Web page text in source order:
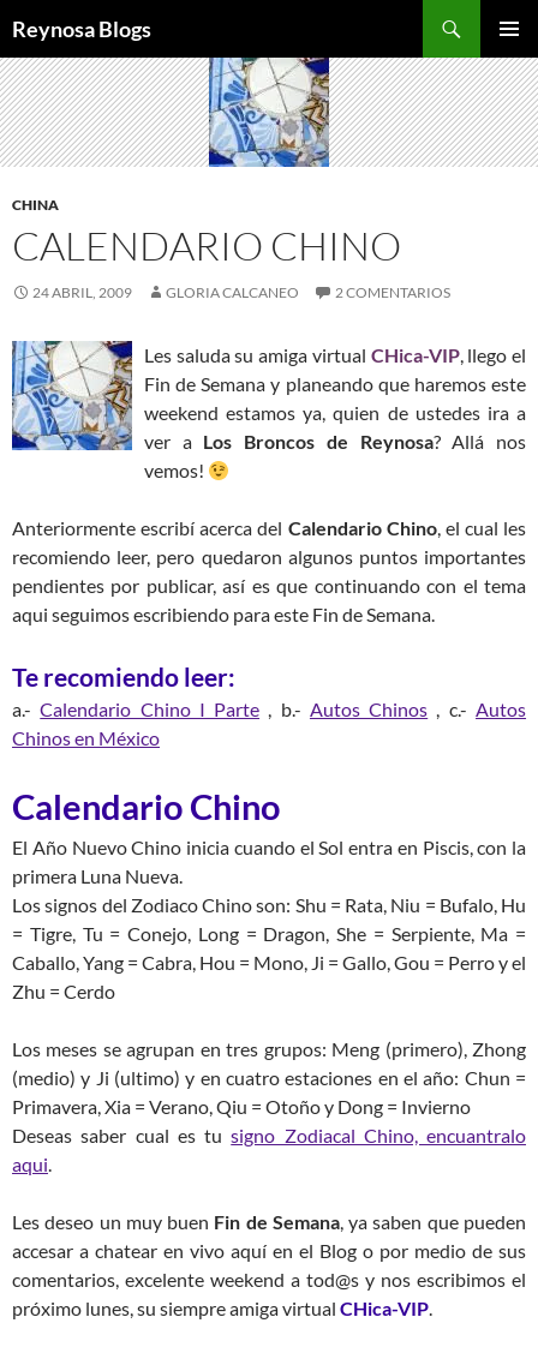
Reynosa Blogs
MENÚ
AL
CONTENIDO
CHINA
CALENDARIO CHINO
24 ABRIL, 2009 GLORIA CALCANEO 2 COMENTARIOS
Les saluda su amiga virtual CHica-VIP, llego el
Fin de Semana y planeando que haremos este
weekend estamos ya, quien de ustedes ira a
ver a Los Broncos de Reynosa? Allá nos
vemos!
Anteriormente escribí acerca del Calendario Chino, el cual les
recomiendo leer, pero quedaron algunos puntos importantes
pendientes por publicar, así es que continuando con el tema
aqui seguimos escribiendo para este Fin de Semana.
Te recomiendo leer:
a.-Calendario Chino I Parte , b.- Autos Chinos , c.-Autos
Chinos en México
Calendario Chino
El Año Nuevo Chino inicia cuando el Sol entra en Piscis, con la
primera Luna Nueva.
Los signos del Zodiaco Chino son: Shu = Rata, Niu = Bufalo, Hu
= Tigre, Tu = Conejo, Long = Dragon, She = Serpiente, Ma =
Caballo, Yang = Cabra, Hou = Mono, Ji = Gallo, Gou = Perro y el
Zhu = Cerdo
Los meses se agrupan en tres grupos: Meng (primero), Zhong
(medio) y Ji (ultimo) y en cuatro estaciones en el año: Chun =
Primavera, Xia = Verano, Qiu = Otoño y Dong = Invierno
Deseas saber cual es tusigno Zodiacal Chino, encuantralo
aqui.
Les deseo un muy buen Fin de Semana, ya saben que pueden
accesar a chatear en vivo aquí en el Blog o por medio de sus
comentarios, excelente weekend a tod@s y nos escribimos el
próximo lunes, su siempre amiga virtual CHica-VIP.